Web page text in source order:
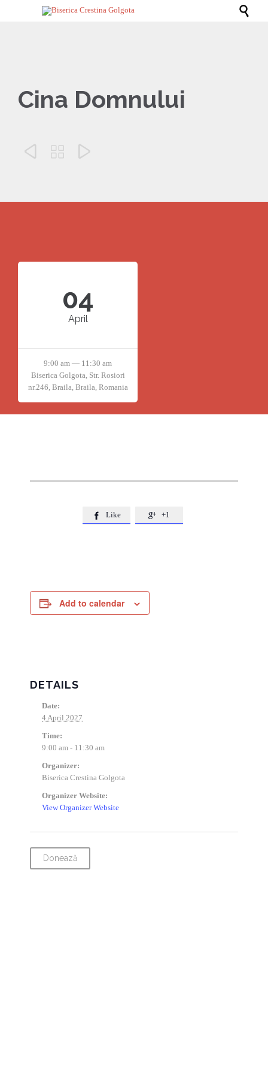

Cina Domnului
  
04
April
9:00 am — 11:30 am
Biserica Golgota, Str. Rosiori
nr.246, Braila, Braila, Romania
 Like  +1
Add to calendar
DETAILS
Date:
4 April 2027
Time:
9:00 am - 11:30 am
Organizer:
Biserica Crestina Golgota
Organizer Website:
View Organizer Website
Donează